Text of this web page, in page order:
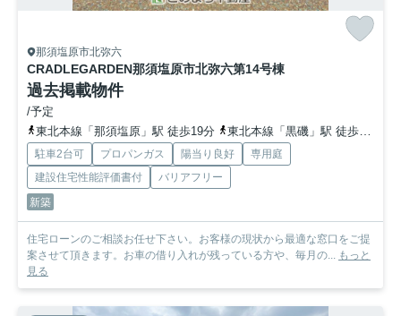
那須塩原市北弥六
CRADLEGARDEN那須塩原市北弥六第14号棟
過去掲載物件
/予定
東北本線「那須塩原」駅 徒歩19分
東北本線「黒磯」駅 徒歩79分
駐車2台可 プロパンガス 陽当り良好
専用庭
建設住宅性能評価書付
バリアフリー
新築
住宅ローンのご相談お任せ下さい。お客様の現状から最適な窓口をご提
案させて頂きます。お車の借り入れが残っている方や、毎月の... もっと
見る